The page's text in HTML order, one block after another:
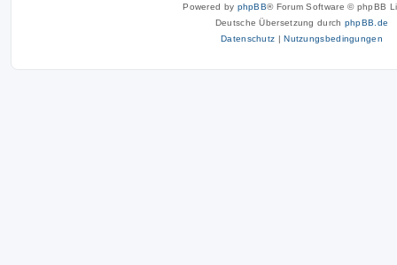
Powered by phpBB® Forum Software © phpBB
Deutsche Übersetzung durch phpBB.de
Datenschutz |Nutzungsbedingungen